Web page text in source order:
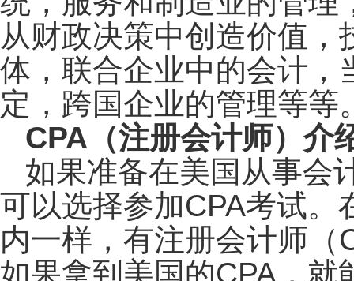
从财政决策中创造价值
体，联合企业中的会计，
定，跨国企业的管理等等
CPA （注册会计师）介
如果准备在美国从事会
可以选择参加CPA考试
内一样，有注册会计师
如果拿到美国的CPA，